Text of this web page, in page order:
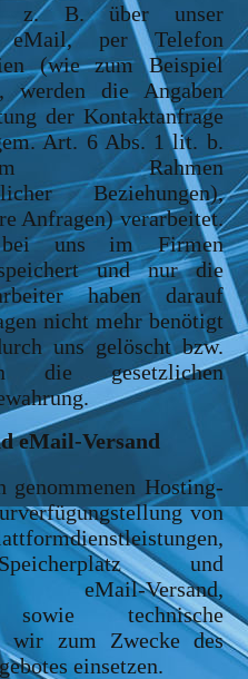
z. B. über unser
eMail, per Telefon
(wie zum Beispiel
werden die Angaben
der Kontaktanfrage
Art. 6 Abs. 1 lit. b.
Rahmen
Beziehungen),
Anfragen) verarbeitet.
uns im Firmen
und nur die
haben darauf
nicht mehr benötigt
uns gelöscht bzw.
die gesetzlichen
eMail-Versand
Hosting-
von
und
eMail-Versand,
sowie technische
wir zum Zwecke des
einsetzen.